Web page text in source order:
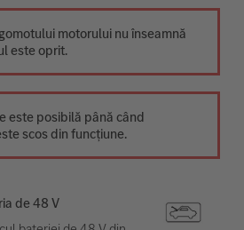
motorului nu înseamnă
este oprit.
este posibilă până când
scos din funcțiune.
de 48 V